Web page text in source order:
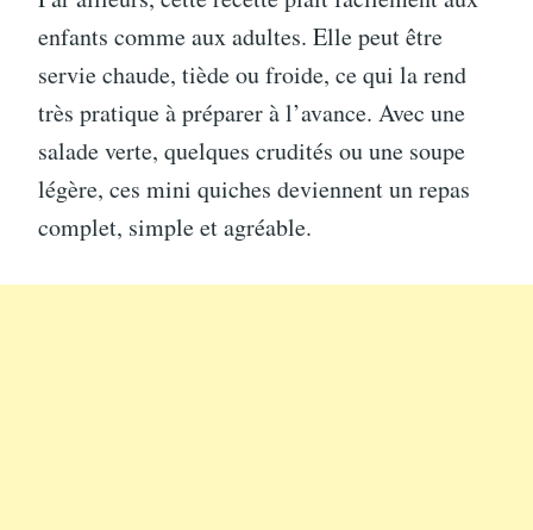
enfants comme aux adultes. Elle peut être
servie chaude, tiède ou froide, ce qui la rend
très pratique à préparer à l’avance. Avec une
salade verte, quelques crudités ou une soupe
légère, ces mini quiches deviennent un repas
complet, simple et agréable.